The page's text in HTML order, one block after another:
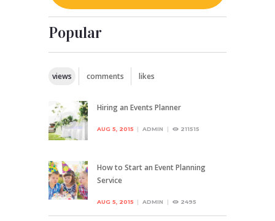
Popular
views comments likes
Hiring an Events Planner
AUG 5, 2015 ADMIN 211515
How to Start an Event Planning
Service
AUG 5, 2015 ADMIN 2495